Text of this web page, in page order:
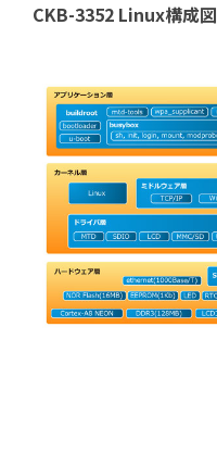
CKB-3352 Linux構成図